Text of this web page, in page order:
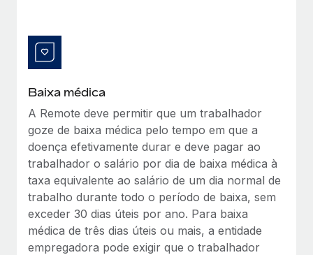
Baixa médica
A Remote deve permitir que um trabalhador
goze de baixa médica pelo tempo em que a
doença efetivamente durar e deve pagar ao
trabalhador o salário por dia de baixa médica à
taxa equivalente ao salário de um dia normal de
trabalho durante todo o período de baixa, sem
exceder 30 dias úteis por ano. Para baixa
médica de três dias úteis ou mais, a entidade
empregadora pode exigir que o trabalhador